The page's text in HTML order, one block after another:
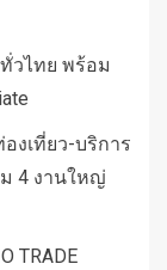
วไทย พร้อม
งเที่ยว-บริการ
ม 4 งานใหญ่
TRADE